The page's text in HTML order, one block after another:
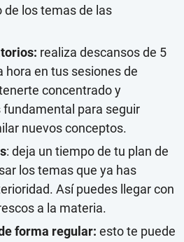
los temas de las
realiza descansos de 5
hora en tus sesiones de
concentrado y
fundamental para seguir
nuevos conceptos.
: deja un tiempo de tu plan de
los temas que ya has
Así puedes llegar con
a la materia.
forma regular: esto te puede